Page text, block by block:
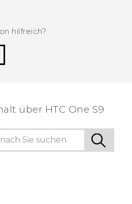
hilfreich?
über‎ HTC One S9